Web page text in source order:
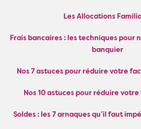
Les Allocations
Frais bancaires : les techniques pour
banquier
Nos 7 astuces pour réduire votre
Nos 10 astuces pour réduire
Soldes : les 7 arnaques qu’il faut